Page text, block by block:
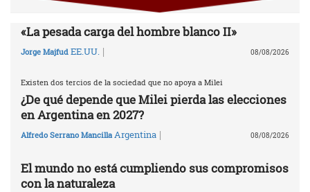
«La pesada carga del hombre blanco II»
Jorge Majfud EE.UU. | 08/08/2026
Existen dos tercios de la sociedad que no apoya a Milei
¿De qué depende que Milei pierda las elecciones
en Argentina en 2027?
Alfredo Serrano Mancilla Argentina | 08/08/2026
El mundo no está cumpliendo sus compromisos
con la naturaleza